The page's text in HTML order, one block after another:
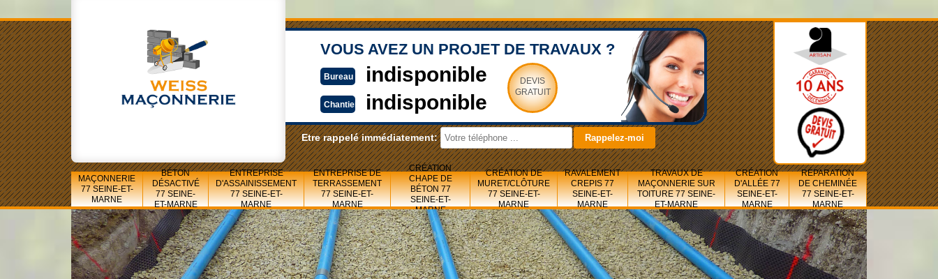
VOUS AVEZ UN PROJET DE TRAVAUX ?
Bureau indisponible
Chantier indisponible
DEVIS
GRATUIT
Etre rappelé immédiatement:
MAÇONNERIE
77 SEINE-ET-
MARNE
BÉTON
DÉSACTIVÉ
77 SEINE-
ET-MARNE
ENTREPRISE
D'ASSAINISSEMENT
77 SEINE-ET-
MARNE
ENTREPRISE DE
TERRASSEMENT
77 SEINE-ET-
MARNE
CRÉATION
CHAPE DE
BÉTON 77
SEINE-ET-
MARNE
CRÉATION DE
MURET/CLÔTURE
77 SEINE-ET-
MARNE
RAVALEMENT
CREPIS 77
SEINE-ET-
MARNE
TRAVAUX DE
MAÇONNERIE SUR
TOITURE 77 SEINE-
ET-MARNE
CRÉATION
D'ALLÉE 77
SEINE-ET-
MARNE
RÉPARATION
DE CHEMINÉE
77 SEINE-ET-
MARNE